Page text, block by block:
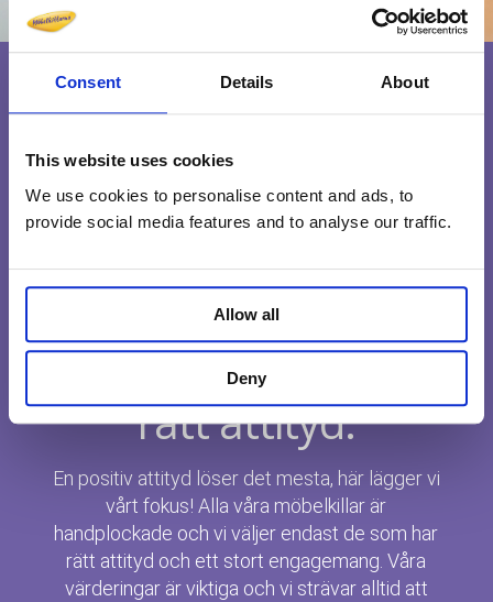
Consent Details About
This website uses cookies
We use cookies to personalise content and ads, to
provide social media features and to analyse our traffic.
Allow all
Deny
Medarbetare med
rätt attityd.
En positiv attityd löser det mesta, här lägger vi
vårt fokus! Alla våra möbelkillar är
handplockade och vi väljer endast de som har
rätt attityd och ett stort engagemang. Våra
värderingar är viktiga och vi strävar alltid att